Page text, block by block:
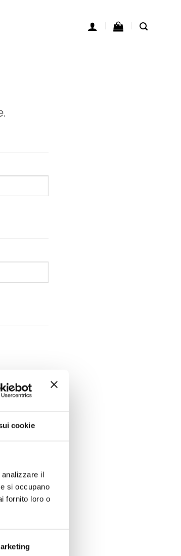
cookie
il
si occupano
fornito loro o